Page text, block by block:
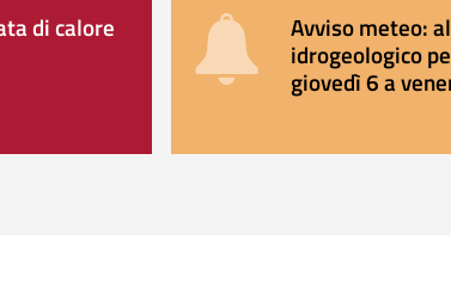
di calore Avviso meteo:
idrogeologico
giovedì 6 a